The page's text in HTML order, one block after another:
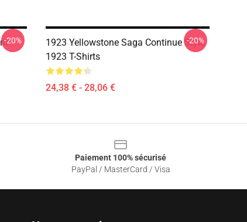
-20%
1923 Yellowstone Saga Continue Style
1923 T-Shirts
24,38 € - 28,06 €
-20%
Paiement 100% sécurisé
PayPal / MasterCard / Visa